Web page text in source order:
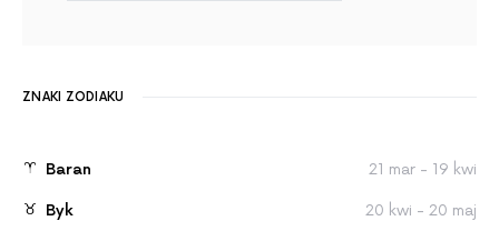
ZNAKI ZODIAKU
Baran 21 mar - 19 kwi
Byk 20 kwi - 20 maj